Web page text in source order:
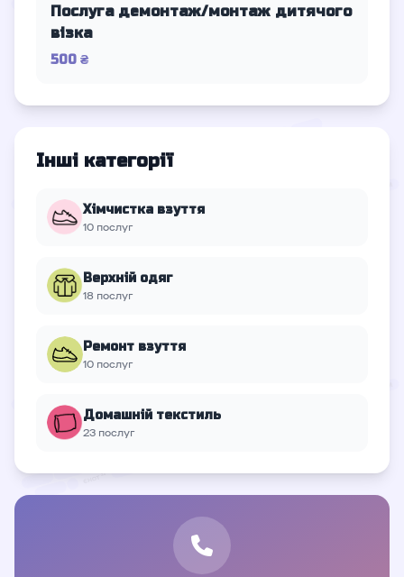
Послуга демонтаж/монтаж дитячого
візка
500 ₴
Інші категорії
Хімчистка взуття
10 послуг
Верхній oдяг
18 послуг
Ремонт взуття
10 послуг
Домашній текстиль
23 послуг